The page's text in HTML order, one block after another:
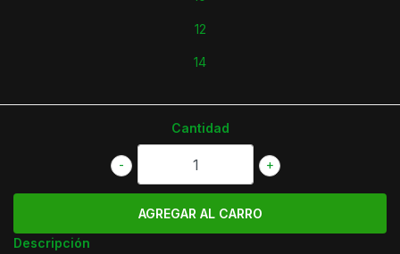
12
14
Cantidad
+
-
Descripción